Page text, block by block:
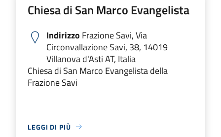
Chiesa di San Marco Evangelista
Indirizzo Frazione Savi, Via
Circonvallazione Savi, 38, 14019
Villanova d'Asti AT, Italia
Chiesa di San Marco Evangelista della
Frazione Savi
LEGGI DI PIÙ